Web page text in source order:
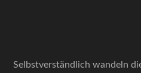
Selbstverständlich wandeln